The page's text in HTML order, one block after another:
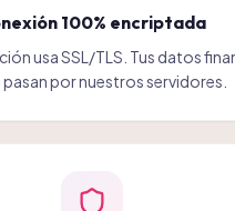
100% encriptada
usa SSL/TLS. Tus datos
pasan por nuestros servidores.